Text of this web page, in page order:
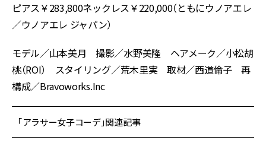
ピアス￥283,800ネックレス￥220,000（ともにウノアエレ
／ウノアエレ ジャパン）
モデル／山本美月 撮影／水野美隆 ヘアメーク／小松胡
桃（ROI） スタイリング／荒木里実 取材／西道倫子 再
構成／Bravoworks.Inc
「アラサー女子コーデ」関連記事